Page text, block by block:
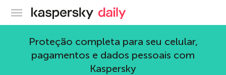
Blog oficial da Kaspersky
Proteção completa para seu celular,
pagamentos e dados pessoais com
Kaspersky